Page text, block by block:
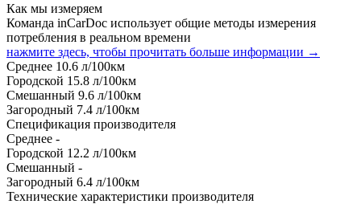
Как мы измеряем
Команда inCarDoc использует общие методы измерения
потребления в реальном времени
нажмите здесь, чтобы прочитать больше информации →
Среднее 10.6 л/100км
Городской 15.8 л/100км
Смешанный 9.6 л/100км
Загородный 7.4 л/100км
Спецификация производителя
Среднее -
Городской 12.2 л/100км
Смешанный -
Загородный 6.4 л/100км
Технические характеристики производителя